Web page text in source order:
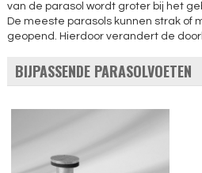
van de parasol wordt groter bij het
De meeste parasols kunnen strak of
geopend. Hierdoor verandert de
BIJPASSENDE PARASOLVOETEN